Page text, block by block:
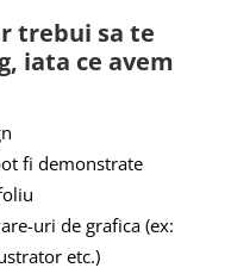
trebui sa te
iata ce avem
fi demonstrate
uri de grafica (ex:
etc.)